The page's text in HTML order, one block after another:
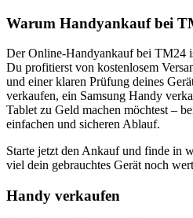
Warum Handyankauf bei
Der Online-Handyankauf bei TM24
Du profitierst von kostenlosem
und einer klaren Prüfung deines
verkaufen, ein Samsung Handy
Tablet zu Geld machen möchtest –
einfachen und sicheren Ablauf.
Starte jetzt den Ankauf und finde in
viel dein gebrauchtes Gerät noch
Handy verkaufen